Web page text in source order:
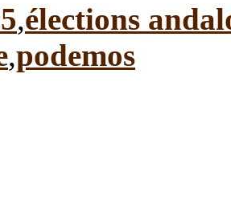
,élections
,podemos